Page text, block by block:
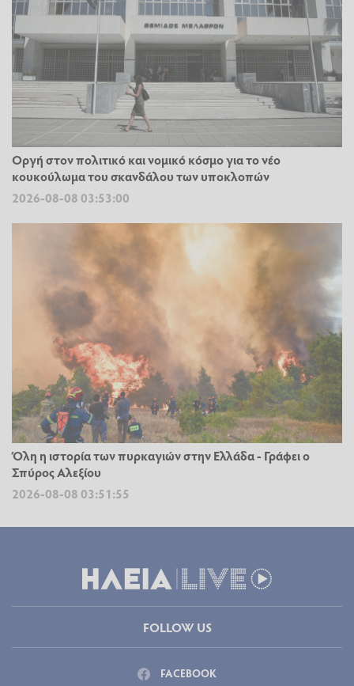
Οργή στον πολιτικό και νομικό κόσμο για το νέο
κουκούλωμα του σκανδάλου των υποκλοπών
2026-08-08 03:53:00
Όλη η ιστορία των πυρκαγιών στην Ελλάδα - Γράφει ο
Σπύρος Αλεξίου
2026-08-08 03:51:55
FOLLOW US
FACEBOOK